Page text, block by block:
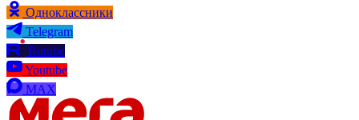
Одноклассники
Telegram
Rutube
Youtube
MAX